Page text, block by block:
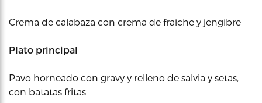
Crema de calabaza con crema de fraiche y jengibre
Plato principal
Pavo horneado con gravy y relleno de salvia y setas,
con batatas fritas